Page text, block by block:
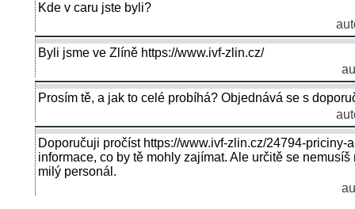
Kde v caru jste byli?
Byli jsme ve Zlíně https://www.ivf-zlin.cz/
Prosím tě, a jak to celé probíhá? Objednává se s
Doporučuji pročíst https://www.ivf-zlin.cz/24794-
informace, co by tě mohly zajímat. Ale určitě se
milý personál.